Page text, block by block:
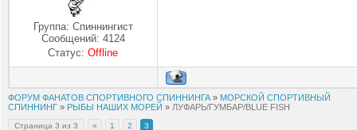
Группа: Спиннингист
Сообщений: 4124
Статус:Offline
ФОРУМ ФАНАТОВ СПОРТИВНОГО СПИННИНГА » МОРСКОЙ СПОРТИВНЫЙ
СПИННИНГ » РЫБЫ НАШИХ МОРЕЙ » ЛУФАРЬ/ГУМБАР/BLUE FISH
Страница 3 из 3 « 1 2 3